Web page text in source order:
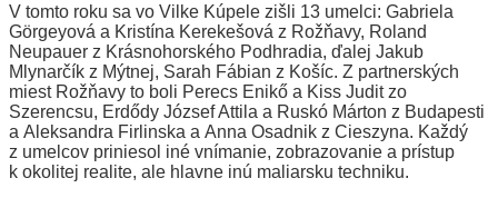
V tomto roku sa vo Vilke Kúpele zišli 13 umelci: Gabriela
Görgeyová a Kristína Kerekešová z Rožňavy, Roland
Neupauer z Krásnohorského Podhradia, ďalej Jakub
Mlynarčík z Mýtnej, Sarah Fábian z Košíc. Z partnerských
miest Rožňavy to boli Perecs Enikő a Kiss Judit zo
Szerencsu, Erdődy József Attila a Ruskó Márton z Budapesti
a Aleksandra Firlinska a Anna Osadnik z Cieszyna. Každý
z umelcov priniesol iné vnímanie, zobrazovanie a prístup
k okolitej realite, ale hlavne inú maliarsku techniku.